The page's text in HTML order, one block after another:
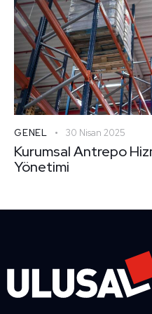
GENEL 30 Nisan 2025
Kurumsal Antrepo
Yönetimi